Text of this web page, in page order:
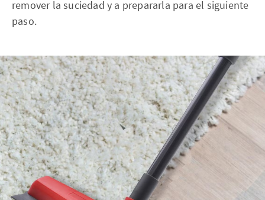
remover la suciedad y a prepararla para el siguiente
paso.